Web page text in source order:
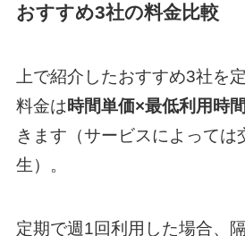
おすすめ3社の料金比較
上で紹介したおすすめ3社を
料金は時間単価×最低利用時
きます（サービスによっては
生）。
定期で週1回利用した場合、